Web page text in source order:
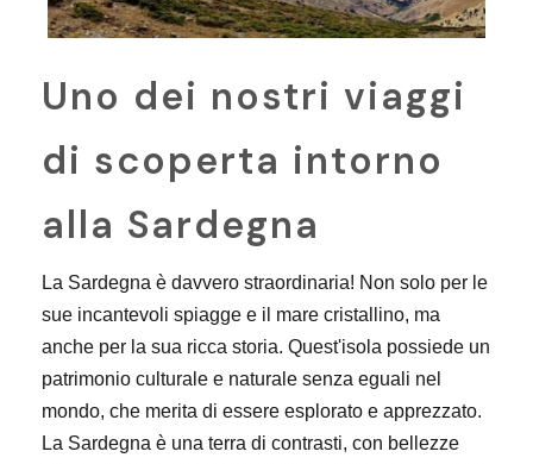
Uno dei nostri viaggi
di scoperta intorno
alla Sardegna
La Sardegna è davvero straordinaria! Non solo per le
sue incantevoli spiagge e il mare cristallino, ma
anche per la sua ricca storia. Quest'isola possiede un
patrimonio culturale e naturale senza eguali nel
mondo, che merita di essere esplorato e apprezzato.
La Sardegna è una terra di contrasti, con bellezze